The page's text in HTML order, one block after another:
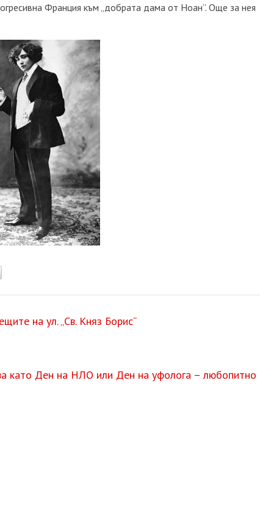
Франция към „добрата дама от Ноан”. Още за нея
на ул. „Св. Княз Борис“
като Ден на НЛО или Ден на уфолога – любопитно